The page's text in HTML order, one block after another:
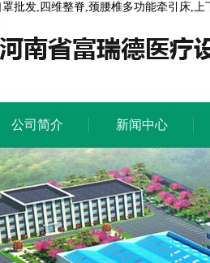
批发,四维整脊,颈腰椎多功能牵引床,
公司简介
公司简介
新闻中心
新闻中心